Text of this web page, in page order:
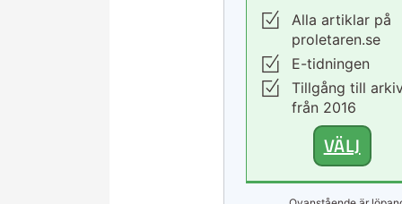
Alla artiklar på
proletaren.se
E-tidningen
Tillgång till
från 2016
VÄLJ